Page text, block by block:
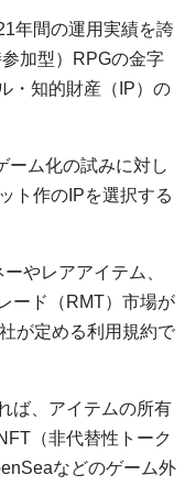
年間の運用実績を誇
加型）RPGの金字
・知的財産（IP）の
ーム化の試みに対し
ト作のIPを選択する
やレアアイテム、
ード（RMT）市場が
が定める利用規約で
ば、アイテムの所有
（非代替性トーク
などのゲーム外